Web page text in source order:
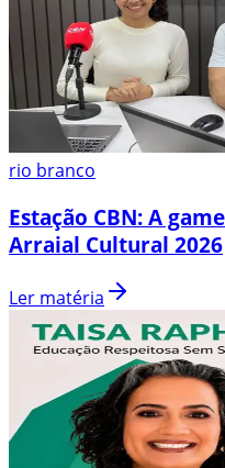
rio branco
Estação CBN: A
Arraial Cultural 2026
Ler matéria